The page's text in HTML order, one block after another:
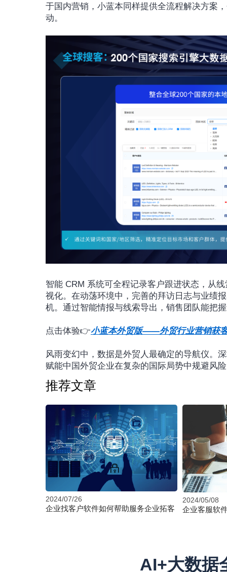
于国内营销，小蓝本同样提供全流程解决方案
动。
智能 CRM 系统可全程记录客户跟进状态，从
视化。在动荡环境中，完善的拜访日志与业绩
机。通过智能情报与线索导出，销售团队能把
点击体验👉小蓝本外贸版——外贸行业营销获
风雨变幻中，数据是外贸人最确定的导航仪。
赋能中国外贸企业在复杂的国际局势中规避风
推荐文章
2024/07/26
企业找客户软件如何帮助服务企业拓客
2024/05/08
企业客服软
AI+大数据